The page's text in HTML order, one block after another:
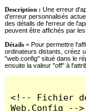
Description : Une erreur
d'erreur personnalisés
des détails de l'erreur de
peuvent être affichés par
Détails = Pour permettre
ordinateurs distants, créez
"web.config" situé dans le
ensuite la valeur "off" à
<!-- Fichier
Web.Config -->